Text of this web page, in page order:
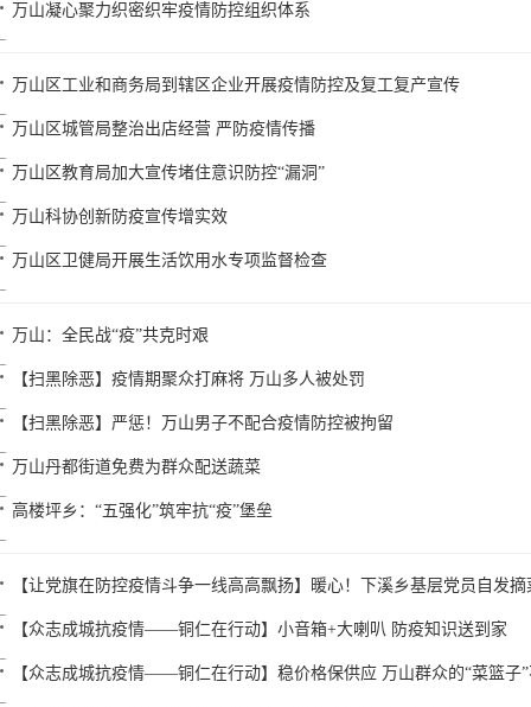
万山凝心聚力织密织牢疫情防控组织体系
万山区工业和商务局到辖区企业开展疫情防控及复工复产宣传
万山区城管局整治出店经营 严防疫情传播
万山区教育局加大宣传堵住意识防控“漏洞”
万山科协创新防疫宣传增实效
万山区卫健局开展生活饮用水专项监督检查
万山：全民战“疫”共克时艰
【扫黑除恶】疫情期聚众打麻将 万山多人被处罚
【扫黑除恶】严惩！万山男子不配合疫情防控被拘留
万山丹都街道免费为群众配送蔬菜
高楼坪乡：“五强化”筑牢抗“疫”堡垒
【让党旗在防控疫情斗争一线高高飘扬】暖心！下溪乡基层党员自发
【众志成城抗疫情——铜仁在行动】小音箱+大喇叭 防疫知识送到家
【众志成城抗疫情——铜仁在行动】稳价格保供应 万山群众的“菜篮子